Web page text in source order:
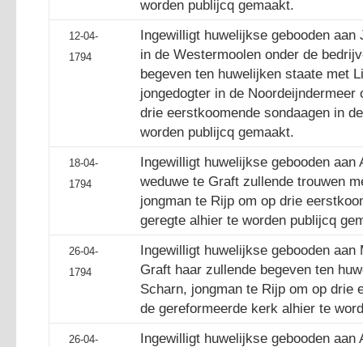
worden publijcq gemaakt.
12-04-
1794
Ingewilligt huwelijkse gebooden
in de Westermoolen onder de
begeven ten huwelijken staate met
jongedogter in de
drie eerstkoomende sondaagen in
worden publijcq gemaakt.
18-04-
1794
Ingewilligt huwelijkse gebooden aan
weduwe te Graft zullende trouwen
jongman te Rijp om op drie
geregte alhier te worden publijcq
26-04-
1794
Ingewilligt huwelijkse gebooden
Graft haar zullende begeven ten
Scharn, jongman te Rijp om op drie
de gereformeerde kerk alhier te
26-04-
Ingewilligt huwelijkse gebooden